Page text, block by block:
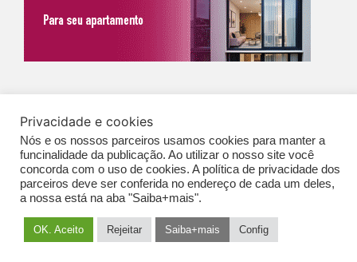
Expediente|Contato|Newsletter
GERAIS DE PUBLICAÇÃO (CGP)
Privacidade e cookies
Nós e os nossos parceiros usamos cookies para manter a
funcinalidade da publicação. Ao utilizar o nosso site você
concorda com o uso de cookies. A política de privacidade dos
parceiros deve ser conferida no endereço de cada um deles,
a nossa está na aba "Saiba+mais".
OK. Aceito Rejeitar Saiba+mais Config